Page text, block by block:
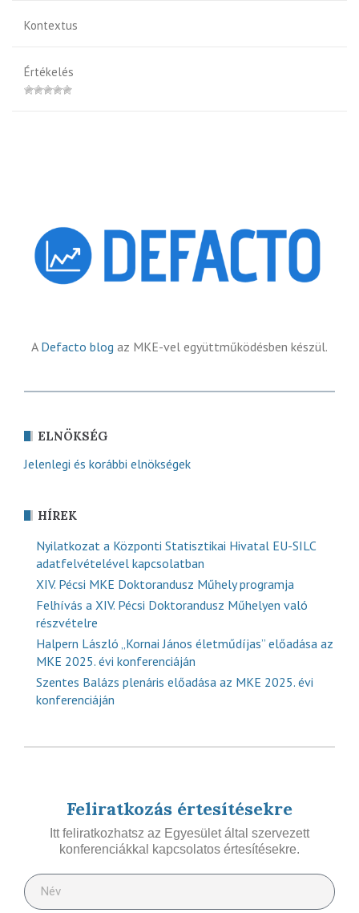
Kontextus
Értékelés
A Defacto blog az MKE-vel együttműködésben készül.
ELNÖKSÉG
Jelenlegi és korábbi elnökségek
HÍREK
Nyilatkozat a Központi Statisztikai Hivatal EU-SILC
adatfelvételével kapcsolatban
XIV. Pécsi MKE Doktorandusz Műhely programja
Felhívás a XIV. Pécsi Doktorandusz Műhelyen való
részvételre
Halpern László „Kornai János életműdíjas” előadása az
MKE 2025. évi konferenciáján
Szentes Balázs plenáris előadása az MKE 2025. évi
konferenciáján
Feliratkozás értesítésekre
Itt feliratkozhatsz az Egyesület által szervezett
konferenciákkal kapcsolatos értesítésekre.